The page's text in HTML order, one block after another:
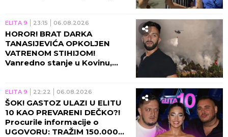
ELITA 9 23:15 06.08.2026
HOROR! BRAT DARKA
TANASIJEVIĆA OPKOLJEN
VATRENOM STIHIJOM!
Vanredno stanje u Kovinu,
ELITA 9 22:22 06.08.2026
ŠOK! GASTOZ ULAZI U ELITU
10 KAO PREVARENI DEČKO?!
Procurile informacije o
UGOVORU: TRAŽIM 150.000